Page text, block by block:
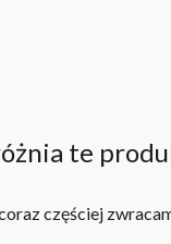
te
częściej